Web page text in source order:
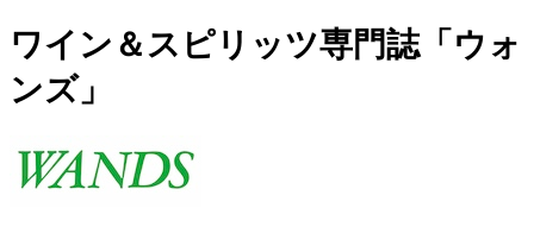
ワイン＆スピリッツ専門誌「ウォ
ンズ」